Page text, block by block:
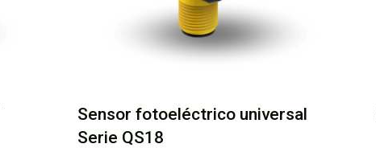
Sensor fotoeléctrico universal
Serie QS18